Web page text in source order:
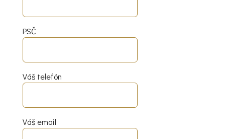
PSČ
Váš telefón
Váš email